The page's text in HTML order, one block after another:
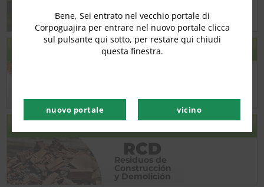
GEODATABASE -GDB
Bene, Sei entrato nel vecchio portale di
Corpoguajira per entrare nel nuovo portale clicca
sul pulsante qui sotto, per restare qui chiudi
questa finestra.
nuovo portale vicino